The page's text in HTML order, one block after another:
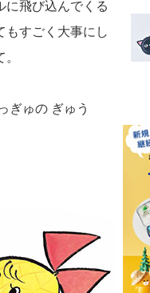
に飛び込んでくる
もすごく大事にし
ゅの ぎゅう